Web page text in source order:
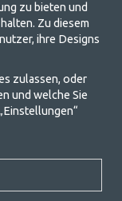
für
Leben
eine Möglichkeit, die
Egal, zu
alles, was Sie an
Camping für alle
Ausrüstungen für
in jeder Preisklasse
und Funktionalität
zu bieten und
Zu diesem
ihre Designs
zulassen, oder
und welche Sie